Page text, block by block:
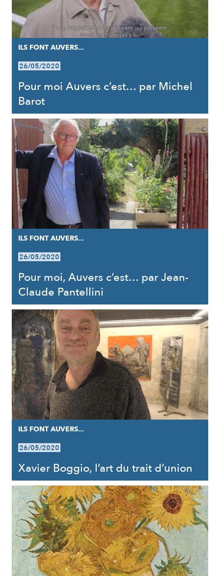
ILS FONT AUVERS...
26/05/2020
Pour moi Auvers c’est… par Michel
Barot
ILS FONT AUVERS...
26/05/2020
Pour moi, Auvers c’est… par Jean-
Claude Pantellini
ILS FONT AUVERS...
26/05/2020
Xavier Boggio, l’art du trait d’union